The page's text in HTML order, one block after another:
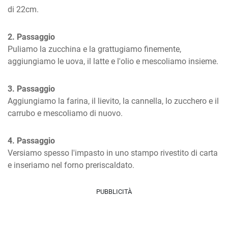
di 22cm.
2. Passaggio
Puliamo la zucchina e la grattugiamo finemente,
aggiungiamo le uova, il latte e l'olio e mescoliamo insieme.
3. Passaggio
Aggiungiamo la farina, il lievito, la cannella, lo zucchero e il
carrubo e mescoliamo di nuovo.
4. Passaggio
Versiamo spesso l'impasto in uno stampo rivestito di carta
e inseriamo nel forno preriscaldato.
PUBBLICITÀ